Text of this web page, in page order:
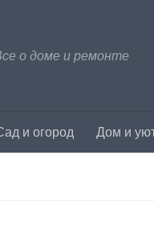
о доме и ремонте
и огород Дом и